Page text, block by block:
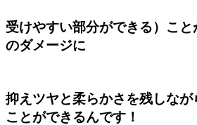
受けやすい部分ができる）こ
のダメージに
抑えツヤと柔らかさを残しな
ことができるんです！